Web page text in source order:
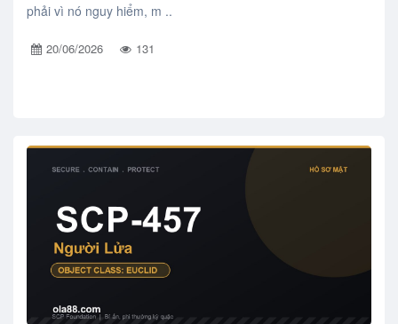
phải vì nó nguy hiểm, m ..
20/06/2026 131